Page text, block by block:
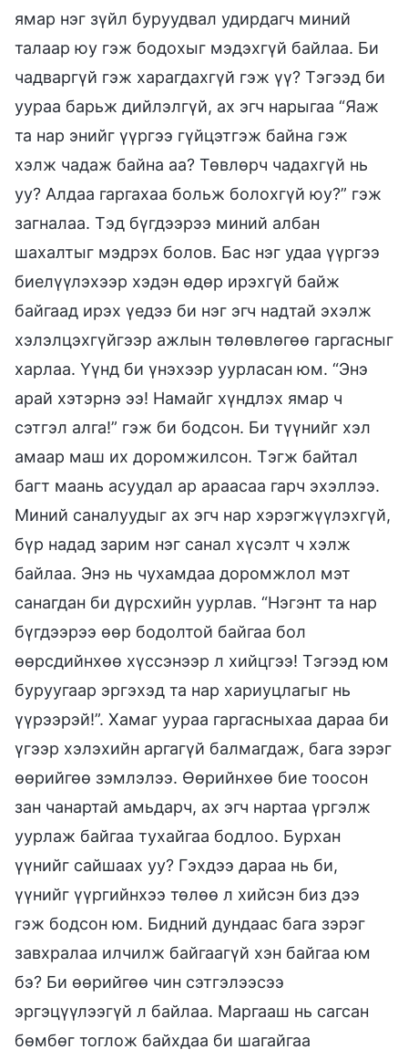
ямар нэг зүйл буруудвал удирдагч миний
талаар юу гэж бодохыг мэдэхгүй байлаа. Би
чадваргүй гэж харагдахгүй гэж үү? Тэгээд би
уураа барьж дийлэлгүй, ах эгч нарыгаа “Яаж
та нар энийг үүргээ гүйцэтгэж байна гэж
хэлж чадаж байна аа? Төвлөрч чадахгүй нь
уу? Алдаа гаргахаа больж болохгүй юу?” гэж
загналаа. Тэд бүгдээрээ миний албан
шахалтыг мэдрэх болов. Бас нэг удаа үүргээ
биелүүлэхээр хэдэн өдөр ирэхгүй байж
байгаад ирэх үедээ би нэг эгч надтай эхэлж
хэлэлцэхгүйгээр ажлын төлөвлөгөө гаргасныг
харлаа. Үүнд би үнэхээр уурласан юм. “Энэ
арай хэтэрнэ ээ! Намайг хүндлэх ямар ч
сэтгэл алга!” гэж би бодсон. Би түүнийг хэл
амаар маш их доромжилсон. Тэгж байтал
багт маань асуудал ар араасаа гарч эхэллээ.
Миний саналуудыг ах эгч нар хэрэгжүүлэхгүй,
бүр надад зарим нэг санал хүсэлт ч хэлж
байлаа. Энэ нь чухамдаа доромжлол мэт
санагдан би дүрсхийн уурлав. “Нэгэнт та нар
бүгдээрээ өөр бодолтой байгаа бол
өөрсдийнхөө хүссэнээр л хийцгээ! Тэгээд юм
буруугаар эргэхэд та нар хариуцлагыг нь
үүрээрэй!”. Хамаг уураа гаргасныхаа дараа би
үгээр хэлэхийн аргагүй балмагдаж, бага зэрэг
өөрийгөө зэмлэлээ. Өөрийнхөө бие тоосон
зан чанартай амьдарч, ах эгч нартаа үргэлж
уурлаж байгаа тухайгаа бодлоо. Бурхан
үүнийг сайшаах уу? Гэхдээ дараа нь би,
үүнийг үүргийнхээ төлөө л хийсэн биз дээ
гэж бодсон юм. Бидний дундаас бага зэрэг
завхралаа илчилж байгаагүй хэн байгаа юм
бэ? Би өөрийгөө чин сэтгэлээсээ
эргэцүүлээгүй л байлаа. Маргааш нь сагсан
бөмбөг тоглож байхдаа би шагайгаа